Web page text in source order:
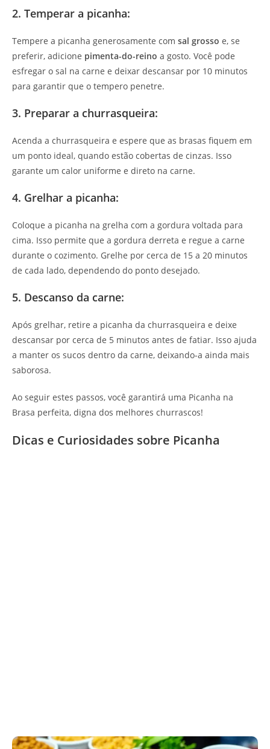
2. Temperar a picanha:
Tempere a picanha generosamente com sal grosso e, se
preferir, adicione pimenta-do-reino a gosto. Você pode
esfregar o sal na carne e deixar descansar por 10 minutos
para garantir que o tempero penetre.
3. Preparar a churrasqueira:
Acenda a churrasqueira e espere que as brasas fiquem em
um ponto ideal, quando estão cobertas de cinzas. Isso
garante um calor uniforme e direto na carne.
4. Grelhar a picanha:
Coloque a picanha na grelha com a gordura voltada para
cima. Isso permite que a gordura derreta e regue a carne
durante o cozimento. Grelhe por cerca de 15 a 20 minutos
de cada lado, dependendo do ponto desejado.
5. Descanso da carne:
Após grelhar, retire a picanha da churrasqueira e deixe
descansar por cerca de 5 minutos antes de fatiar. Isso ajuda
a manter os sucos dentro da carne, deixando-a ainda mais
saborosa.
Ao seguir estes passos, você garantirá uma Picanha na
Brasa perfeita, digna dos melhores churrascos!
Dicas e Curiosidades sobre Picanha